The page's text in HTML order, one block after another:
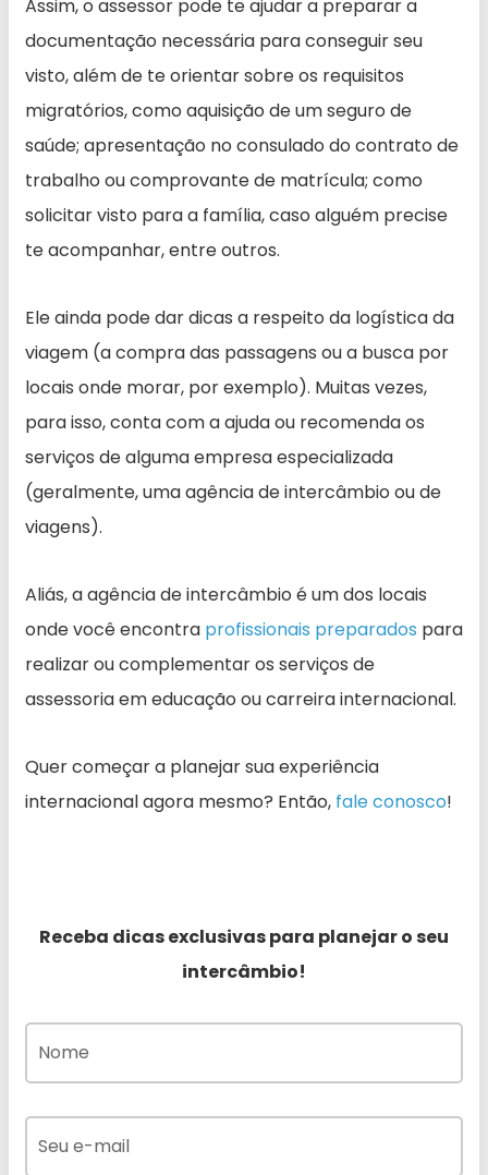
Assim, o assessor pode te ajudar a preparar a
documentação necessária para conseguir seu
visto, além de te orientar sobre os requisitos
migratórios, como aquisição de um seguro de
saúde; apresentação no consulado do contrato de
trabalho ou comprovante de matrícula; como
solicitar visto para a família, caso alguém precise
te acompanhar, entre outros.
Ele ainda pode dar dicas a respeito da logística da
viagem (a compra das passagens ou a busca por
locais onde morar, por exemplo). Muitas vezes,
para isso, conta com a ajuda ou recomenda os
serviços de alguma empresa especializada
(geralmente, uma agência de intercâmbio ou de
viagens).
Aliás, a agência de intercâmbio é um dos locais
onde você encontra profissionais preparados para
realizar ou complementar os serviços de
assessoria em educação ou carreira internacional.
Quer começar a planejar sua experiência
internacional agora mesmo? Então, fale conosco!
Receba dicas exclusivas para planejar o seu
intercâmbio!